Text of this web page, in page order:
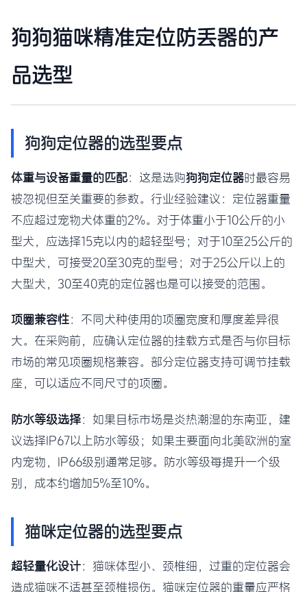
狗狗猫咪精准定位防丢器的产
品选型
狗狗定位器的选型要点
体重与设备重量的匹配：这是选购狗狗定位器时最容易
被忽视但至关重要的参数。行业经验建议：定位器重量
不应超过宠物犬体重的2%。对于体重小于10公斤的小
型犬，应选择15克以内的超轻型号；对于10至25公斤的
中型犬，可接受20至30克的型号；对于25公斤以上的
大型犬，30至40克的定位器也是可以接受的范围。
项圈兼容性：不同犬种使用的项圈宽度和厚度差异很
大。在采购前，应确认定位器的挂载方式是否与你目标
市场的常见项圈规格兼容。部分定位器支持可调节挂载
座，可以适应不同尺寸的项圈。
防水等级选择：如果目标市场是炎热潮湿的东南亚，建
议选择IP67以上防水等级；如果主要面向北美欧洲的室
内宠物，IP66级别通常足够。防水等级每提升一个级
别，成本约增加5%至10%。
猫咪定位器的选型要点
超轻量化设计：猫咪体型小、颈椎细，过重的定位器会
造成猫咪不适甚至颈椎损伤。猫咪定位器的重量应严格